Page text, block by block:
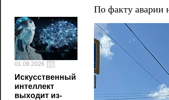
01.08.2026
Искусственный
интеллект
выходит из-
По факту аварии